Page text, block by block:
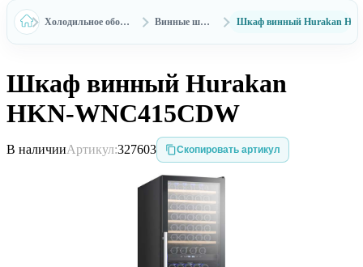
Холодильное оборудование Hurakan Винные шкафы Hurakan Шкаф винный Hurakan
Шкаф винный Hurakan
HKN-WNC415CDW
В наличииАртикул:327603 Скопировать артикул